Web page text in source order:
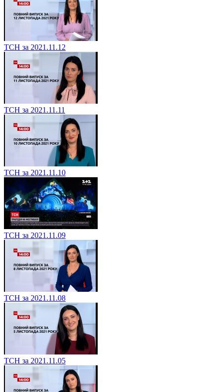
ТСН за 2021.11.12
ТСН за 2021.11.11
ТСН за 2021.11.10
ТСН за 2021.11.09
ТСН за 2021.11.08
ТСН за 2021.11.05